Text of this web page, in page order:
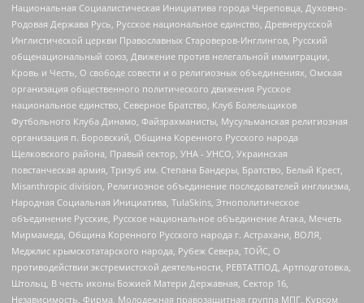
Национальная Социалистическая Инициатива города Череповца, Духовно-
Родовая Держава Русь, Русское национальное единство, Древнерусской
Инглистической церкви Православных Староверов-Инглингов, Русский
общенациональный союз, Движение против нелегальной иммиграции,
Кровь и Честь, О свободе совести и о религиозных объединениях, Омская
организация общественного политического движения Русское
национальное единство, Северное Братство, Клуб Болельщиков
Футбольного Клуба Динамо, Файзрахманисты, Мусульманская религиозная
организация п. Боровский, Община Коренного Русского народа
Щелковского района, Правый сектор, УНА - УНСО, Украинская
повстанческая армия, Тризуб им. Степана Бандеры, Братство, Белый Крест,
Misanthropic division, Религиозное объединение последователей инглиизма,
Народная Социальная Инициатива, TulaSkins, Этнополитическое
объединение Русские, Русское национальное объединение Атака, Мечеть
Мирмамеда, Община Коренного Русского народа г. Астрахани, ВОЛЯ,
Меджлис крымскотатарского народа, Рубеж Севера, ТОЙС, О
противодействии экстремистской деятельности, РЕВТАТПОД, Артподготовка,
Штольц, В честь иконы Божией Матери Державная, Сектор 16,
Независимость, Фирма, Молодежная правозащитная группа МПГ, Курсом